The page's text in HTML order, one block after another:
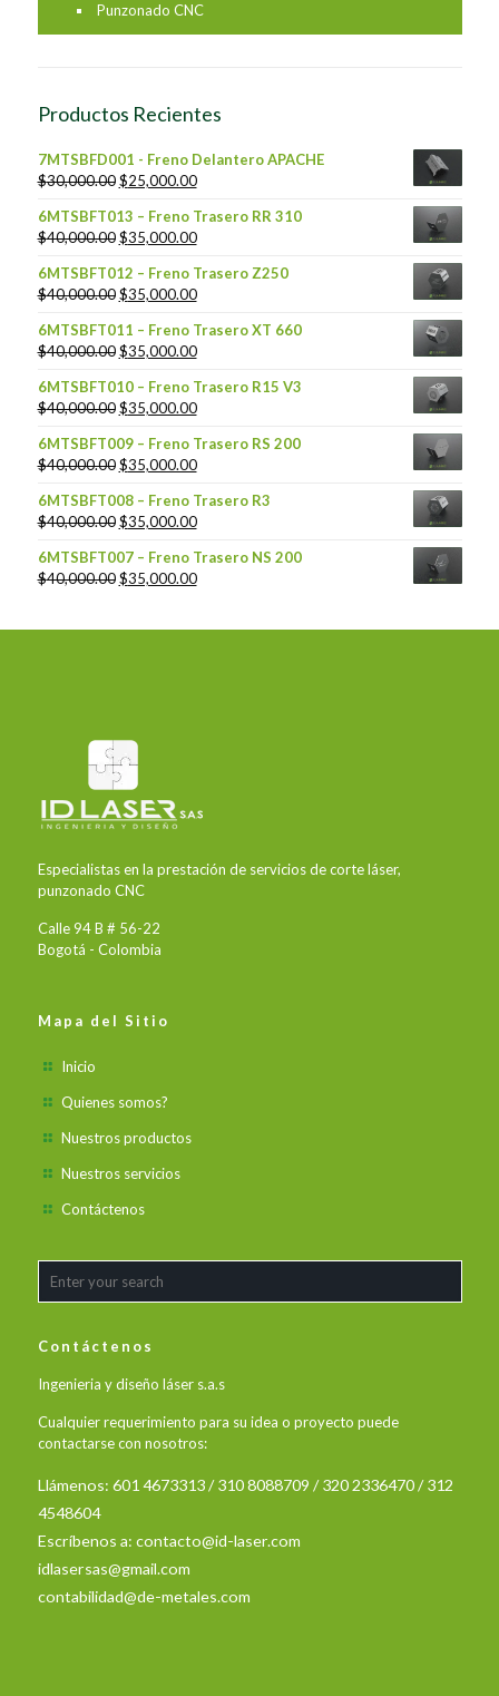
Punzonado CNC
Productos Recientes
7MTSBFD001 - Freno Delantero APACHE
$30,000.00 $25,000.00
6MTSBFT013 – Freno Trasero RR 310
$40,000.00 $35,000.00
6MTSBFT012 – Freno Trasero Z250
$40,000.00 $35,000.00
6MTSBFT011 – Freno Trasero XT 660
$40,000.00 $35,000.00
6MTSBFT010 – Freno Trasero R15 V3
$40,000.00 $35,000.00
6MTSBFT009 – Freno Trasero RS 200
$40,000.00 $35,000.00
6MTSBFT008 – Freno Trasero R3
$40,000.00 $35,000.00
6MTSBFT007 – Freno Trasero NS 200
$40,000.00 $35,000.00
Especialistas en la prestación de servicios de corte láser,
punzonado CNC
Calle 94 B # 56-22
Bogotá - Colombia
Mapa del Sitio
Inicio
Quienes somos?
Nuestros productos
Nuestros servicios
Contáctenos
Contáctenos
Ingenieria y diseño láser s.a.s
Cualquier requerimiento para su idea o proyecto puede
contactarse con nosotros:
Llámenos: 601 4673313 / 310 8088709 / 320 2336470 / 312
4548604
Escríbenos a: contacto@id-laser.com
idlasersas@gmail.com
contabilidad@de-metales.com